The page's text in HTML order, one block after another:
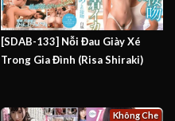
[SDAB-133] Nỗi Đau Giày Xé
Trong Gia Đình (Risa Shiraki)
Không Che